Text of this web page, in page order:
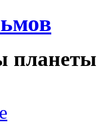
планеты